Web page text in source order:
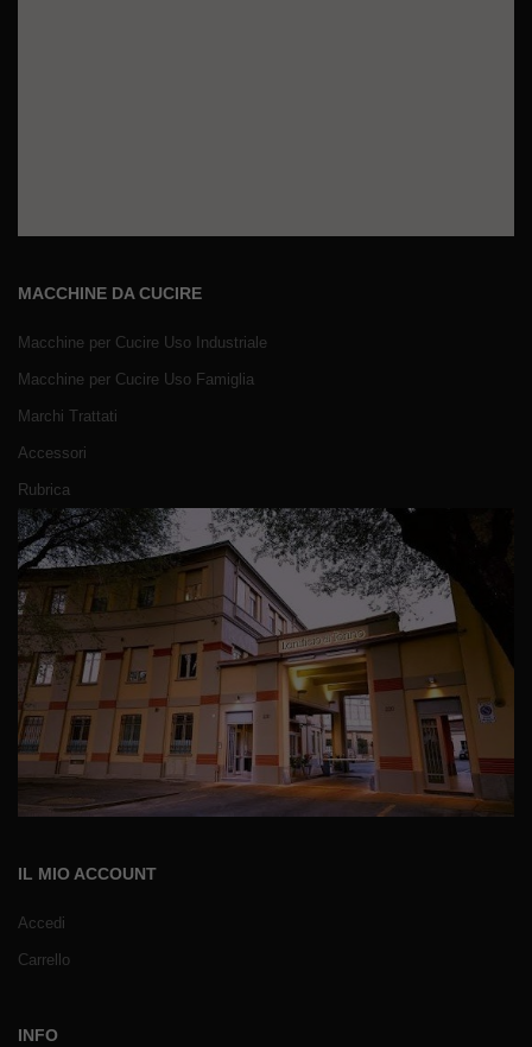
MACCHINE DA CUCIRE
Macchine per Cucire Uso Industriale
Macchine per Cucire Uso Famiglia
Marchi Trattati
Accessori
Rubrica
IL MIO ACCOUNT
Accedi
Carrello
INFO